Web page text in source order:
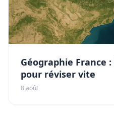
Géographie France
pour réviser vite
8 août